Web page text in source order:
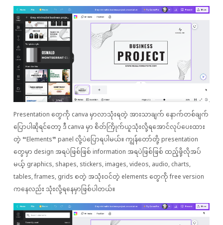
Presentation တွေကို canva မှာလာသုံးရတဲ့ အားသာချက် နောက်တစ်ချက်
ပြောပါဆိုရင်တော့ ဒီ canva မှာ စိတ်ကြိုက်ယူသုံးလို့ရအောင်လုပ်ပေးထား
တဲ့ “Elements” panel လို့ပဲပြောရပါမယ်။ ကျွန်တော်တို့ presentation
‌တွေမှာ design အရပဲဖြစ်ဖြစ် information အရပဲဖြစ်ဖြစ် ထည့်ဖို့လိုအပ်
မယ့် graphics, shapes, stickers, images, videos, audio, charts,
tables, frames, grids စတဲ့ အသုံးဝင်တဲ့ elements တွေကို free version
ကနေလည်း သုံးလို့ရနေမှာဖြစ်ပါတယ်။